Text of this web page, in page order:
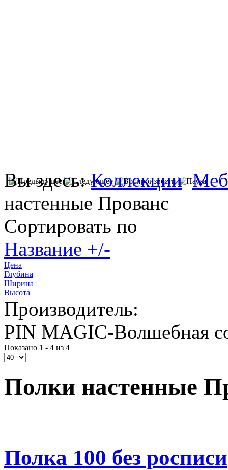
Вы здесь:Коллекции
настенные Прованс
Сортировать по
Название +/-
Цена
Глубина
Ширина
Высота
Производитель:
PIN MAGIС-Волшебная
Показано 1 - 4 из 4
Полки настенные
Полка 100 без росписи